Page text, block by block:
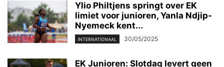
Ylio Philtjens springt over EK
limiet voor junioren, Yanla Ndjip-
Nyemeck kent...
INTERNATIONAAL 30/05/2025
EK Junioren: Slotdag levert geen